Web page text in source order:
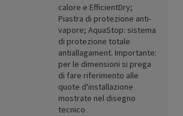
calore e EfficientDry;
Piastra di protezione anti-
vapore; AquaStop: sistema
di protezione totale
antiallagament. Importante:
per le dimensioni si prega
di fare riferimento alle
quote d'installazione
mostrate nel disegno
tecnico.